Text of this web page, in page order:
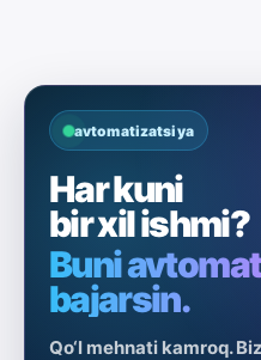
avtomatizatsiya
Har kuni
bir xil ishmi?
Buni
bajarsin.
Qo‘l mehnati kamroq.